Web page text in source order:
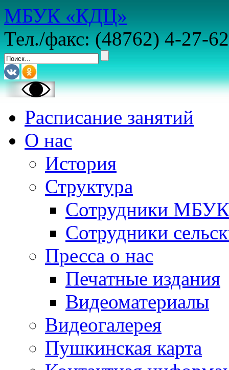
МБУК «КДЦ»
Тел./факс: (48762) 4-27-62
Расписание занятий
О нас
История
Структура
Сотрудники
Сотрудники
Пресса о нас
Печатные издания
Видеоматериалы
Видеогалерея
Пушкинская карта